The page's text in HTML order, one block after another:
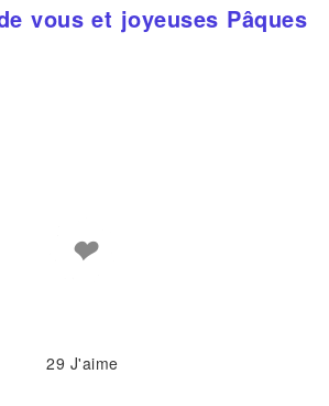
vous et joyeuses Pâques
❤
29 J'aime